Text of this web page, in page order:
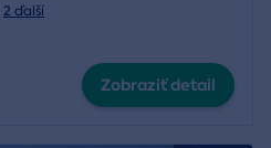
2 ďalší
Zobraziť detail